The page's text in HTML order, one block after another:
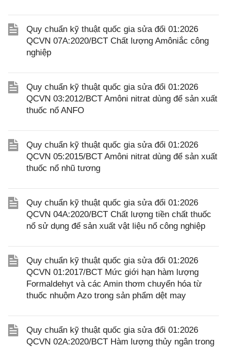
Quy chuẩn kỹ thuật quốc gia sửa đổi 01:2026
QCVN 07A:2020/BCT Chất lượng Amôniắc công
nghiệp
Quy chuẩn kỹ thuật quốc gia sửa đổi 01:2026
QCVN 03:2012/BCT Amôni nitrat dùng để sản xuất
thuốc nổ ANFO
Quy chuẩn kỹ thuật quốc gia sửa đổi 01:2026
QCVN 05:2015/BCT Amôni nitrat dùng để sản xuất
thuốc nổ nhũ tương
Quy chuẩn kỹ thuật quốc gia sửa đổi 01:2026
QCVN 04A:2020/BCT Chất lượng tiền chất thuốc
nổ sử dụng để sản xuất vật liệu nổ công nghiệp
Quy chuẩn kỹ thuật quốc gia sửa đổi 01:2026
QCVN 01:2017/BCT Mức giới hạn hàm lượng
Formaldehyt và các Amin thơm chuyển hóa từ
thuốc nhuộm Azo trong sản phẩm dệt may
Quy chuẩn kỹ thuật quốc gia sửa đổi 01:2026
QCVN 02A:2020/BCT Hàm lượng thủy ngân trong